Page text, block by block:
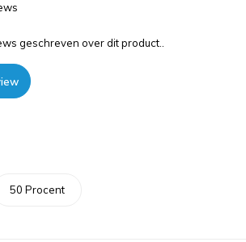
geschreven over dit product..
50 Procent